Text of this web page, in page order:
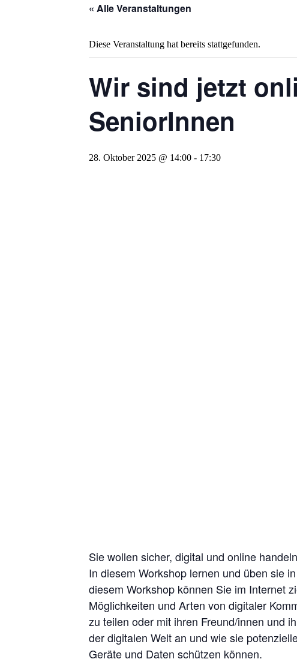
« Alle Veranstaltungen
Diese Veranstaltung hat bereits stattgefunden.
Wir sind jetzt
SeniorInnen
28. Oktober 2025 @ 14:00 - 17:30
Sie wollen sicher, digital und online
In diesem Workshop lernen und üben sie
diesem Workshop können Sie im Internet
Möglichkeiten und Arten von digitaler
zu teilen oder mit ihren Freund/innen und
der digitalen Welt an und wie sie
Geräte und Daten schützen können.